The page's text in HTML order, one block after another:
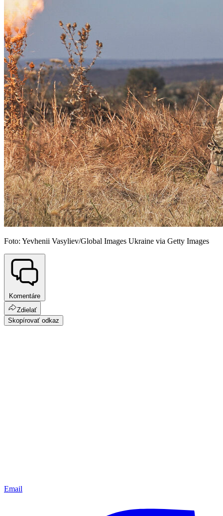
Foto: Yevhenii Vasyliev/Global Images Ukraine via Getty Images
Komentáre
Zdielať
Skopírovať odkaz
Email